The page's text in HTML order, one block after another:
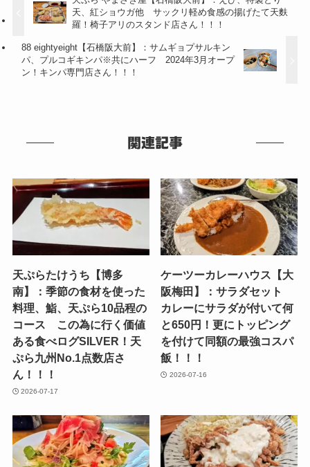
天、紅ショウガ他 サックリ軽め食感の揚げたて天麩
羅！椅子アリのスタンド店さん！！！
88 eightyeight【石橋阪大前】：サムギョプサルキン
パ、プルコギキンパ※共にハーフ 2024年3月オープ
ン！キンパ専門店さん！！！
関連記事
天ぷらたけうち【博多
南】：季節の食材を使った
料理、鮨、天ぷら10品程の
コース この為に行く価値
ある食べログSILVER！天
ぷら九州No.1点数店さ
ん！！！
2026-07-17
ケーツーカレーハウス【大
阪梅田】：サラダセット
カレーにサラダが付いて何
と650円！更にトッピング
を付けて同額の最強コスパ
飯！！！
2026-07-16